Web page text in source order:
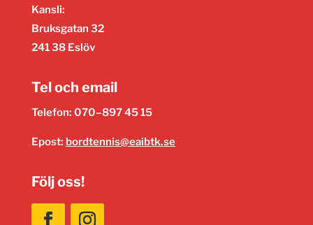
Kansli:
Bruksgatan 32
241 38 Eslöv
Tel och email
Telefon: 070–897 45 15
Epost: bordtennis@eaibtk.se
Följ oss!